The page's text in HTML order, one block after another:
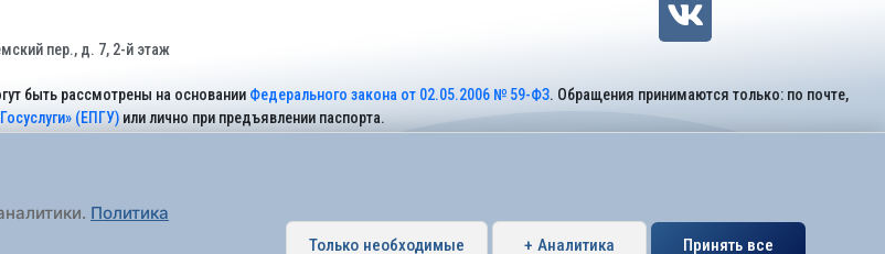
пер., д. 7, 2-й этаж
быть рассмотрены на основании Федерального закона от 02.05.2006 № 59-ФЗ. Обращения принимаются только: по почте,
(ЕПГУ)или лично при предъявлении паспорта.
Политика
Только необходимые + Аналитика Принять все